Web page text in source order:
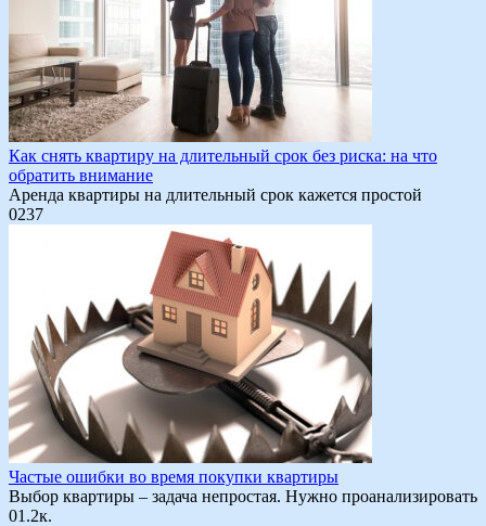
Как снять квартиру на длительный срок без риска: на что
обратить внимание
Аренда квартиры на длительный срок кажется простой
0237
Частые ошибки во время покупки квартиры
Выбор квартиры – задача непростая. Нужно проанализировать
01.2к.